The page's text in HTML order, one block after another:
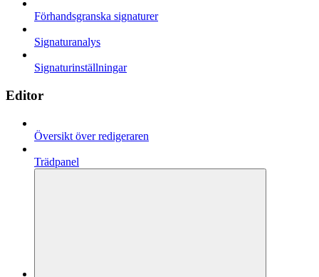
Förhandsgranska signaturer
Signaturanalys
Signaturinställningar
Editor
Översikt över redigeraren
Trädpanel